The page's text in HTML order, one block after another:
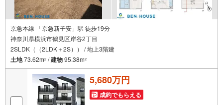
京急本線 「京急新子安」駅 徒歩19分
神奈川県横浜市鶴見区岸谷2丁目
2SLDK（（2LDK＋2S）） / 地上3階建
土地73.62m2 /建物95.38m2
5,680万円
成約でもらえる